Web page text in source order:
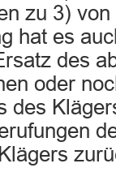
zu 3)
hat es
des
oder
des